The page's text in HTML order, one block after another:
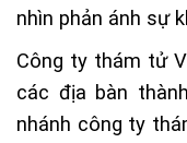
nhìn phản ánh sự
Công ty thám tử
các địa bàn
nhánh công ty